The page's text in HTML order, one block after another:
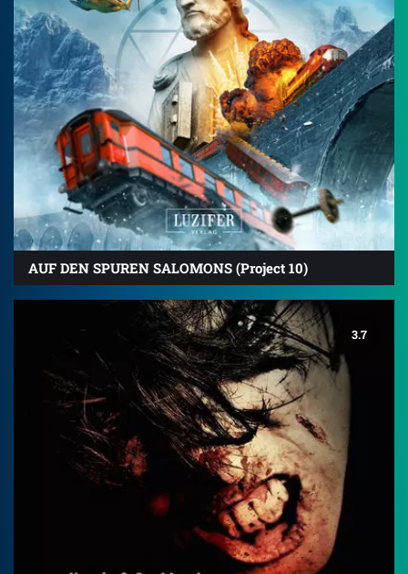
AUF DEN SPUREN SALOMONS (Project 10)
3.7